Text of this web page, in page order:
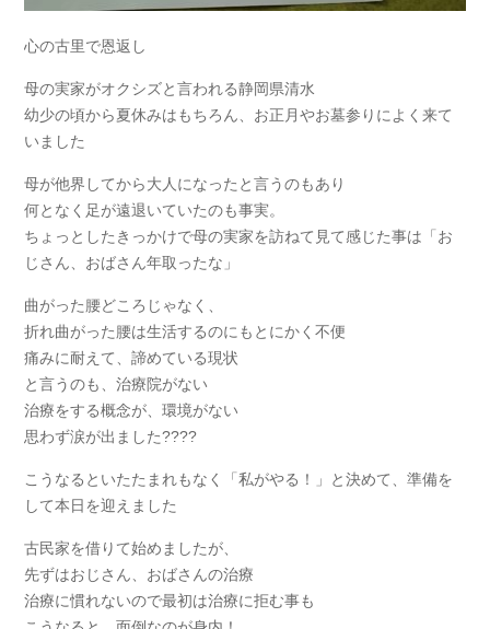
心の古里で恩返し
母の実家がオクシズと言われる静岡県清水
幼少の頃から夏休みはもちろん、お正月やお墓参りによく来て
いました
母が他界してから大人になったと言うのもあり
何となく足が遠退いていたのも事実。
ちょっとしたきっかけで母の実家を訪ねて見て感じた事は「お
じさん、おばさん年取ったな」
曲がった腰どころじゃなく、
折れ曲がった腰は生活するのにもとにかく不便
痛みに耐えて、諦めている現状
と言うのも、治療院がない
治療をする概念が、環境がない
思わず涙が出ました????
こうなるといたたまれもなく「私がやる！」と決めて、準備を
して本日を迎えました
古民家を借りて始めましたが、
先ずはおじさん、おばさんの治療
治療に慣れないので最初は治療に拒む事も